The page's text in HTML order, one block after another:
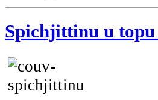
Spichjittinu u